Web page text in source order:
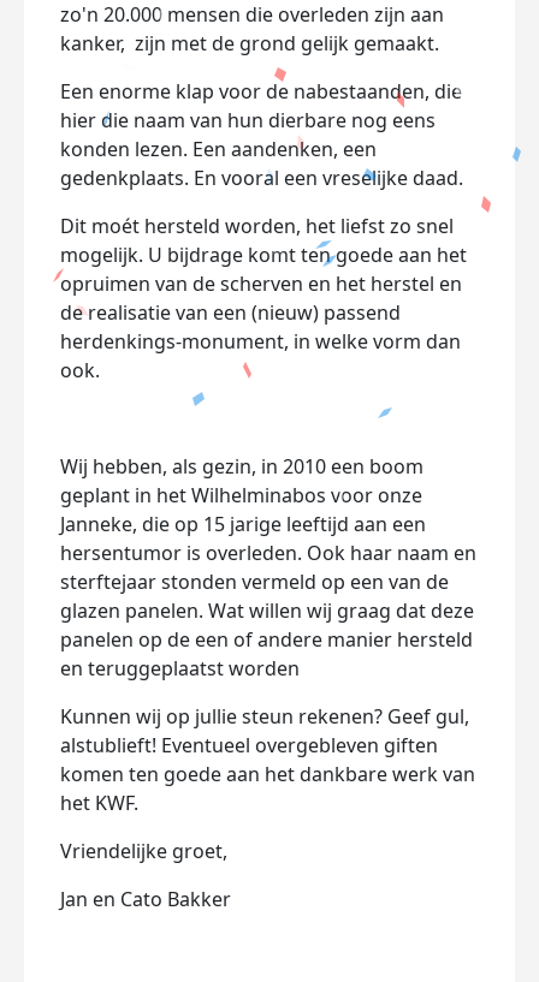
zo'n 20.000 mensen die overleden zijn aan
kanker, zijn met de grond gelijk gemaakt.
Een enorme klap voor de nabestaanden, die
hier die naam van hun dierbare nog eens
konden lezen. Een aandenken, een
gedenkplaats. En vooral een vreselijke daad.
Dit moét hersteld worden, het liefst zo snel
mogelijk. U bijdrage komt ten goede aan het
opruimen van de scherven en het herstel en
de realisatie van een (nieuw) passend
herdenkings-monument, in welke vorm dan
ook.
Wij hebben, als gezin, in 2010 een boom
geplant in het Wilhelminabos voor onze
Janneke, die op 15 jarige leeftijd aan een
hersentumor is overleden. Ook haar naam en
sterftejaar stonden vermeld op een van de
glazen panelen. Wat willen wij graag dat deze
panelen op de een of andere manier hersteld
en teruggeplaatst worden
Kunnen wij op jullie steun rekenen? Geef gul,
alstublieft! Eventueel overgebleven giften
komen ten goede aan het dankbare werk van
het KWF.
Vriendelijke groet,
Jan en Cato Bakker